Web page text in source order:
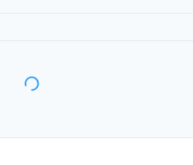
טיסות זולות מישראל